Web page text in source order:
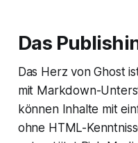
Das
Das Herz von Ghost
mit Markdown-
können Inhalte mit
ohne HTML-